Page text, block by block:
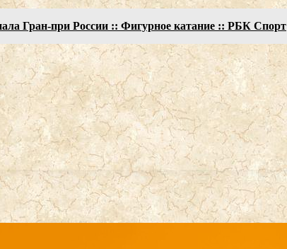
Гран-при России :: Фигурное катание :: РБК Спорт